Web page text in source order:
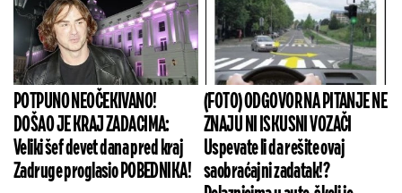
POTPUNO NEOČEKIVANO!
DOŠAO JE KRAJ ZADACIMA:
Veliki šef devet dana pred kraj
Zadruge proglasio POBEDNIKA!
(FOTO) ODGOVOR NA PITANJE NE
ZNAJU NI ISKUSNI VOZAČI
Uspevate li da rešite ovaj
saobraćajni zadatak!?